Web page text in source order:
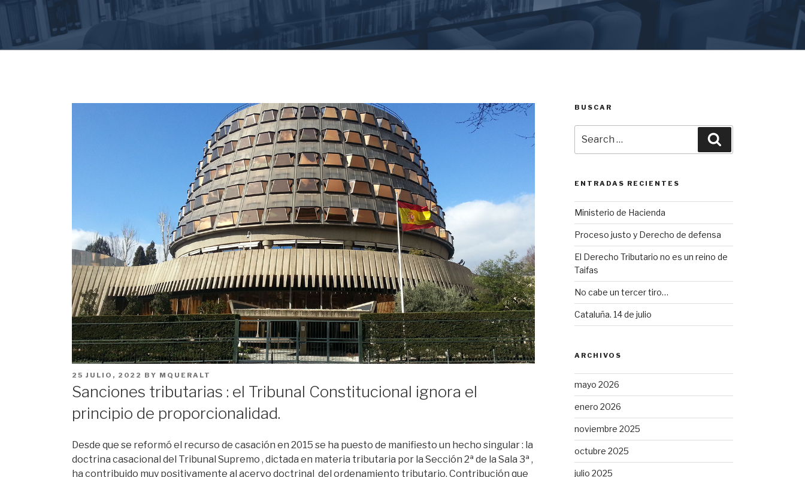
POSTED
ON
25 JULIO, 2022 BY MQUERALT
Sanciones tributarias : el Tribunal Constitucional ignora el
principio de proporcionalidad.
Desde que se reformó el recurso de casación en 2015 se ha puesto de manifiesto un hecho singular : la
doctrina casacional del Tribunal Supremo , dictada en materia tributaria por la Sección 2ª de la Sala 3ª ,
ha contribuido muy positivamente al acervo doctrinal del ordenamiento tributario. Contribución que
BUSCAR
for:
ENTRADAS RECIENTES
Ministerio de Hacienda
Proceso justo y Derecho de defensa
El Derecho Tributario no es un reino de
Taifas
No cabe un tercer tiro…
Cataluña. 14 de julio
ARCHIVOS
mayo 2026
enero 2026
noviembre 2025
octubre 2025
julio 2025